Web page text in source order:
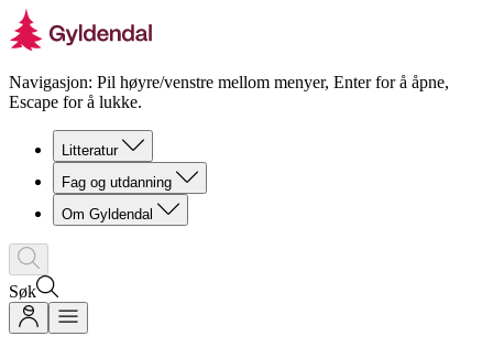
Navigasjon: Pil høyre/venstre mellom menyer, Enter for å åpne,
Escape for å lukke.
Litteratur
Fag og utdanning
Om Gyldendal
Søk